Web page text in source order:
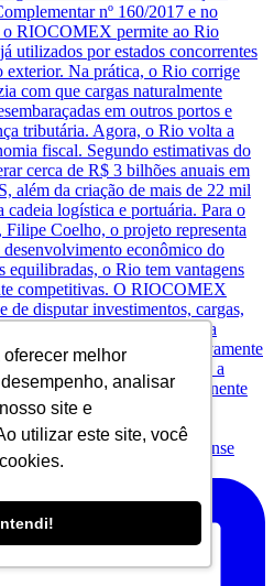
melhor
analisar
site e
utilizar este site, você
a realidade de